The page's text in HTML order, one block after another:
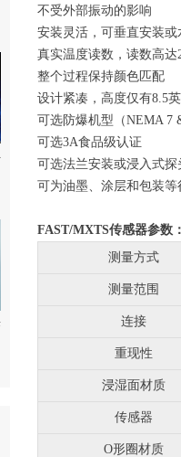
不受外部振动的影响
安装灵活，可垂直安装或
真实温度读数，读数高
整个过程保持颜色匹配
设计紧凑，高度仅有8.5
可选防爆机型（NEMA 7
可选3A食品级认证
可选法兰安装或浸入式探
可为油墨、涂层和包装
FAST/MXTS传感器参数
测量方式
测量范围
连接
重现性
浸湿面材质
传感器
O形圈材质